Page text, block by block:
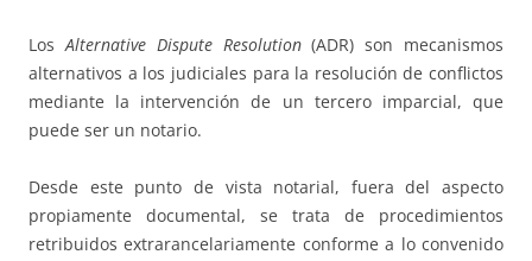
LosAlternative Dispute Resolution(ADR) son mecanismos
alternativos a los judiciales para la resolución de conflictos
mediante la intervención de un tercero imparcial, que
puede ser un notario.
Desde este punto de vista notarial, fuera del aspecto
propiamente documental, se trata de procedimientos
retribuidos extrarancelariamente conforme a lo convenido